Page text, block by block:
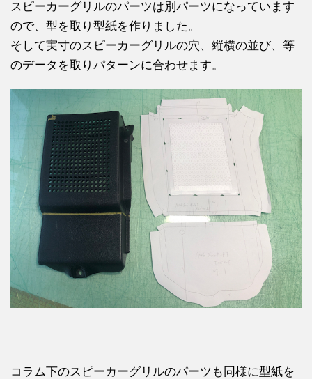
スピーカーグリルのパーツは別パーツになっています
ので、型を取り型紙を作りました。
そして実寸のスピーカーグリルの穴、縦横の並び、等
のデータを取りパターンに合わせます。
コラム下のスピーカーグリルのパーツも同様に型紙を